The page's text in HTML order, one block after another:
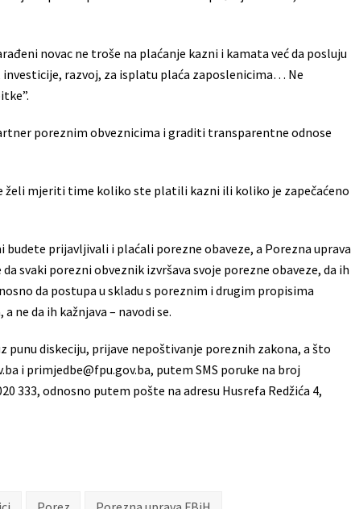
novac ne troše na plaćanje kazni i kamata već da posluju
razvoj, za isplatu plaća zaposlenicima… Ne
poreznim obveznicima i graditi transparentne odnose
želi mjeriti time koliko ste platili kazni ili koliko je zapečaćeno
budete prijavljivali i plaćali porezne obaveze, a Porezna uprava
svaki porezni obveznik izvršava svoje porezne obaveze, da ih
da postupa u skladu s poreznim i drugim propisima
ne da ih kažnjava – navodi se.
punu diskeciju, prijave nepoštivanje poreznih zakona, a što
i primjedbe@fpu.gov.ba, putem SMS poruke na broj
333, odnosno putem pošte na adresu Husrefa Redžića 4,